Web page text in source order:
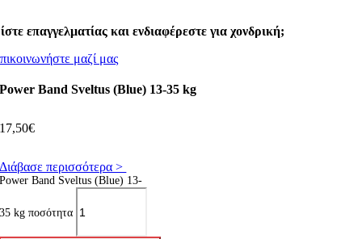
επαγγελματίας και ενδιαφέρεστε για χονδρική;
μαζί μας
Power Band Sveltus (Blue) 13-35 kg
17,50€
Διάβασε περισσότερα >
Power Band Sveltus (Blue) 13-
35 kg ποσότητα